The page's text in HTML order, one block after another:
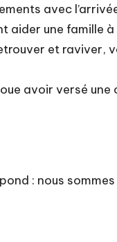
avec
aider une famille
et raviver,
avoir versé une
: nous